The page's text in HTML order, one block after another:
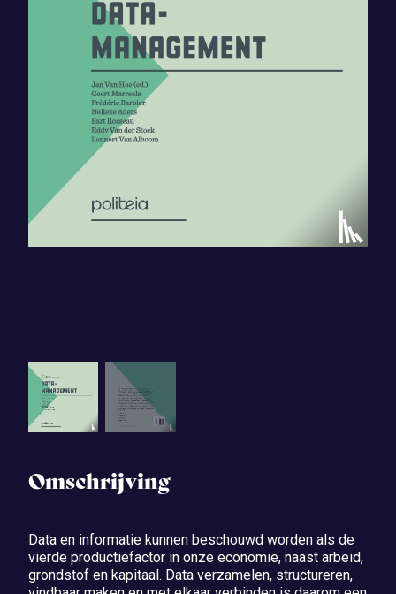
Omschrijving
Data en informatie kunnen beschouwd worden als de
vierde productiefactor in onze economie, naast arbeid,
grondstof en kapitaal. Data verzamelen, structureren,